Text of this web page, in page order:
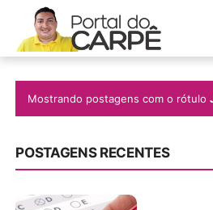
Mostrando postagens com o rótulo
POSTAGENS RECENTES